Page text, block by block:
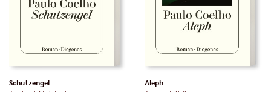
Schutzengel Aleph